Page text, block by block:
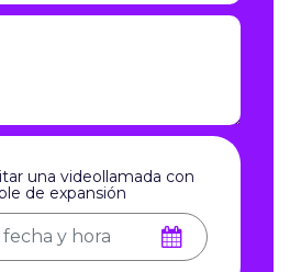
una videollamada con
de expansión